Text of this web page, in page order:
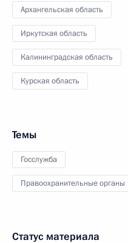
Архангельская область
Иркутская область
Калининградская область
Курская область
Темы
Госслужба
Правоохранительные органы
Статус материала